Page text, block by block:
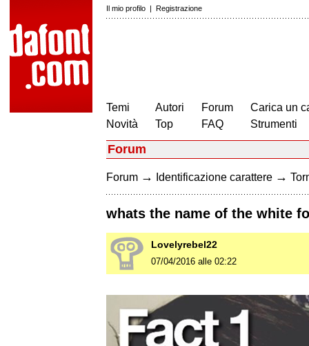
Il mio profilo | Registrazione
Temi
Novità
Autori
Top
Forum
FAQ
Carica un
Strumenti
Forum
Forum → Identificazione carattere →
whats the name of the white
Lovelyrebel22
07/04/2016 alle 02:22